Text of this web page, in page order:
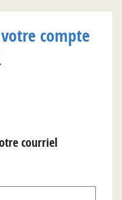
compte
courriel